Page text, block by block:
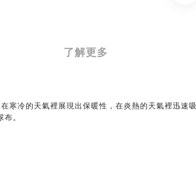
了解更多
寒冷的天氣裡展現出保暖性，在炎熱的天氣裡迅
。